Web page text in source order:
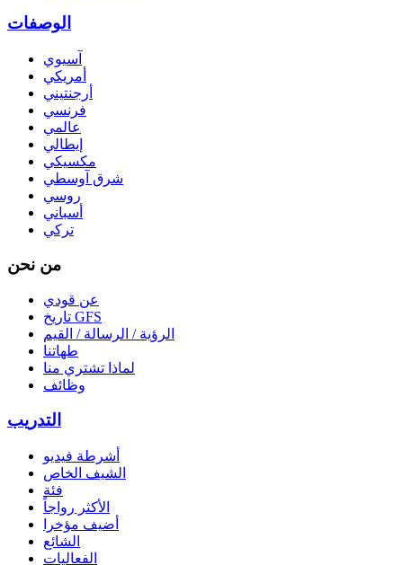
الوصفات
آسيوي
أمريكي
أرجنتيني
فرنسي
عالمي
إيطالي
مكسيكي
شرق آوسطي
روسي
أسباني
تركي
من نحن
عن قودي
تاريخ GFS
الرؤية / الرسالة / القيم
طهاتنا
لماذا تشتري منا
وظائف
التدريب
أشرطة فيديو
الشيف الخاص
فئة
الأكثر رواجاً
أضيف مؤخرا
الشائع
الفعاليات